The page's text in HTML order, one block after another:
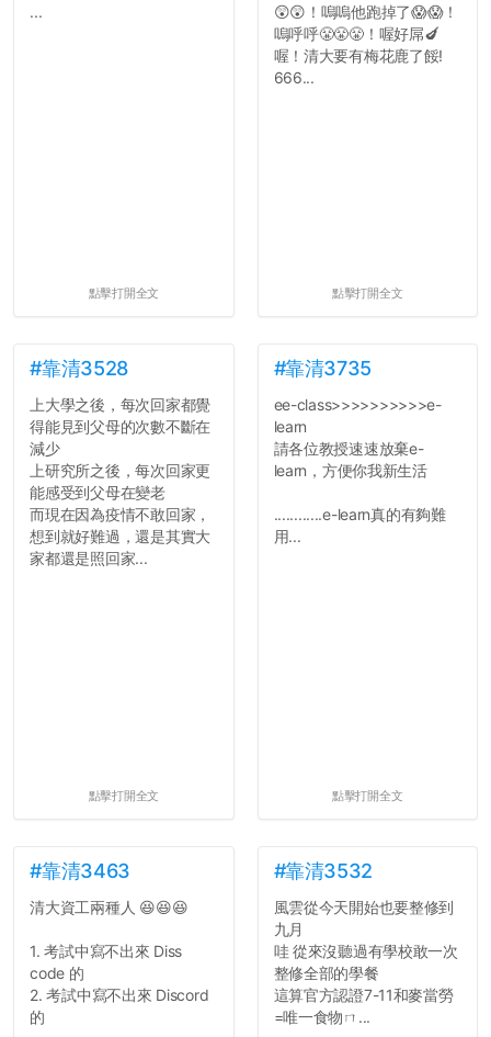
...
點擊打開全文
😲😲！嗚嗚他跑掉了😱😱！
嗚呼呼😤😤😤！喔好屌🍆
喔！清大要有梅花鹿了餒!
666...
點擊打開全文
#靠清3528
上大學之後，每次回家都覺
得能見到父母的次數不斷在
減少
上研究所之後，每次回家更
能感受到父母在變老
而現在因為疫情不敢回家，
想到就好難過，還是其實大
家都還是照回家...
點擊打開全文
#靠清3735
ee-class>>>>>>>>>>e-
learn
請各位教授速速放棄e-
learn，方便你我新生活
............e-learn真的有夠難
用...
點擊打開全文
#靠清3463
清大資工兩種人 😆😆😆
1. 考試中寫不出來 Diss
code 的
2. 考試中寫不出來 Discord
的
#靠清3532
風雲從今天開始也要整修到
九月
哇 從來沒聽過有學校敢一次
整修全部的學餐
這算官方認證7-11和麥當勞
=唯一食物ㄇ...